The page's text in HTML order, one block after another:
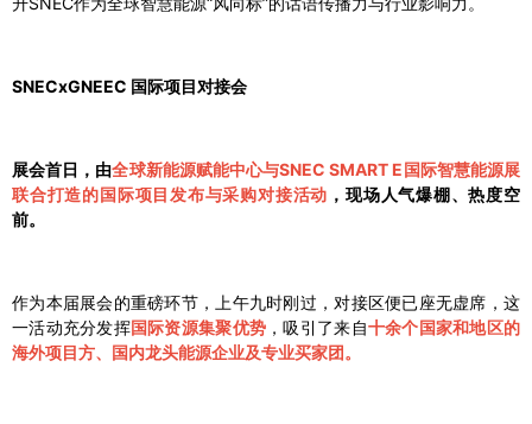
SNECxGNEEC 国际项目对接会
展会首日，由全球新能源赋能中心与SNEC SMART E国际智慧能源展
联合打造的国际项目发布与采购对接活动 ，现场人气爆棚、热度空
前。
作为本届展会的重磅环节，上午九时刚过，对接区便已座无虚席，这
一活动充分发挥国际资源集聚优势 ，吸引了来自十余个国家和地区的
海外项目方、国内龙头能源企业及专业买家团。